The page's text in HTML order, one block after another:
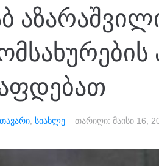
სიახლე თარიღი: მაისი 16,